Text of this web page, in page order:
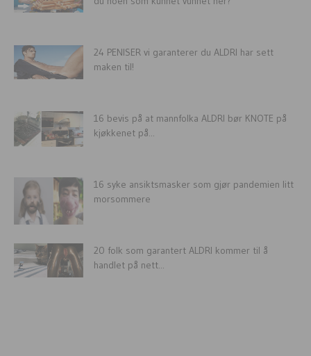
24 PENISER vi garanterer du ALDRI har sett
maken til!
16 bevis på at mannfolka ALDRI bør KNOTE på
kjøkkenet på...
16 syke ansiktsmasker som gjør pandemien litt
morsommere
20 folk som garantert ALDRI kommer til å
handlet på nett...